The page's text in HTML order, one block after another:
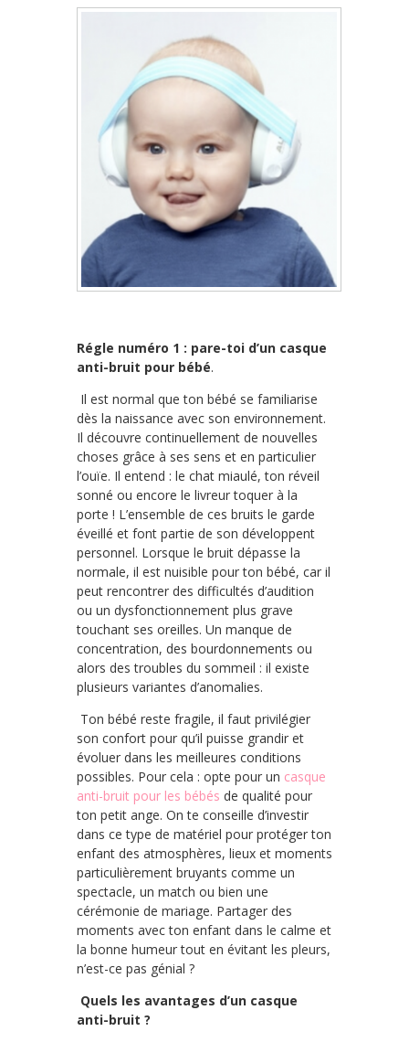
Régle numéro 1 : pare-toi d’un casque
anti-bruit pour bébé.
Il est normal que ton bébé se familiarise
dès la naissance avec son environnement.
Il découvre continuellement de nouvelles
choses grâce à ses sens et en particulier
l’ouïe. Il entend : le chat miaulé, ton réveil
sonné ou encore le livreur toquer à la
porte ! L’ensemble de ces bruits le garde
éveillé et font partie de son développent
personnel. Lorsque le bruit dépasse la
normale, il est nuisible pour ton bébé, car il
peut rencontrer des difficultés d’audition
ou un dysfonctionnement plus grave
touchant ses oreilles. Un manque de
concentration, des bourdonnements ou
alors des troubles du sommeil : il existe
plusieurs variantes d’anomalies.
Ton bébé reste fragile, il faut privilégier
son confort pour qu’il puisse grandir et
évoluer dans les meilleures conditions
possibles. Pour cela : opte pour un casque
anti-bruit pour les bébés de qualité pour
ton petit ange. On te conseille d’investir
dans ce type de matériel pour protéger ton
enfant des atmosphères, lieux et moments
particulièrement bruyants comme un
spectacle, un match ou bien une
cérémonie de mariage. Partager des
moments avec ton enfant dans le calme et
la bonne humeur tout en évitant les pleurs,
n’est-ce pas génial ?
Quels les avantages d’un casque
anti-bruit ?